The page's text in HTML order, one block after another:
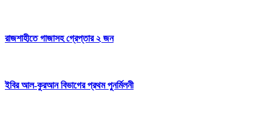
রাজশাহীতে গাজাসহ গ্রেপ্তার ২ জন
ইবির আল-কুরআন বিভাগের প্রথম পুনর্মিলনী